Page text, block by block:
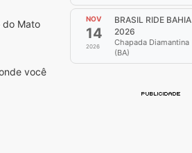
do Mato
você
NOV
14
2026
BRASIL RIDE BAHIA
2026
Chapada Diamantina
(BA)